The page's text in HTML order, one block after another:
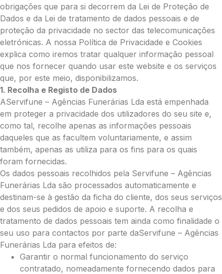
Opção 7 (€55)
Opção 8 (€60)
Opção 9 (€65)
Palma:
Pequena (€85)
Média (€100)
Grande (€115)
Cruz:
Pequena (€85)
Média (€100)
Grande (€115)
Coração:
Pequena (€85)
Média (€100)
Grande (€115)
Coroa:
Mini (€75)
Pequena (€85)
Média (€100)
Grande (€115)
O seu nome
obrigações que para si decorrem da Lei de Proteção de
Dados e da Lei de tratamento de dados pessoais e de
proteção da privacidade no sector das telecomunicações
eletrónicas. A nossa Política de Privacidade e Cookies
explica como iremos tratar qualquer informação pessoal
que nos fornecer quando usar este website e os serviços
que, por este meio, disponibilizamos.
1. Recolha e Registo de Dados
AServifune – Agências Funerárias Lda está empenhada
em proteger a privacidade dos utilizadores do seu site e,
como tal, recolhe apenas as informações pessoais
daqueles que as facultem voluntariamente, e assim
também, apenas as utiliza para os fins para os quais
foram fornecidas.
Os dados pessoais recolhidos pela Servifune – Agências
Funerárias Lda são processados automaticamente e
destinam-se à gestão da ficha do cliente, dos seus serviços
e dos seus pedidos de apoio e suporte. A recolha e
tratamento de dados pessoais tem ainda como finalidade o
seu uso para contactos por parte daServifune – Agências
Funerárias Lda para efeitos de:
Garantir o normal funcionamento do serviço
contratado, nomeadamente fornecendo dados para